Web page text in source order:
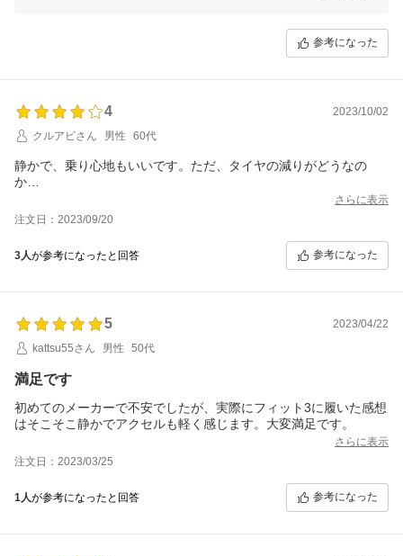
参考になった
4
2023/10/02
クルアビさん
男性 60代
静かで、乗り心地もいいです。ただ、タイヤの減りがどうなの
か…
さらに表示
注文日：2023/09/20
3人が参考になったと回答 参考になった
5
2023/04/22
kattsu55さん
男性 50代
満足です
初めてのメーカーで不安でしたが、実際にフィット3に履いた感想
はそこそこ静かでアクセルも軽く感じます。大変満足です。
さらに表示
注文日：2023/03/25
1人が参考になったと回答 参考になった